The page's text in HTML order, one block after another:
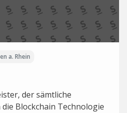
a. Rhein
der sämtliche
Blockchain Technologie